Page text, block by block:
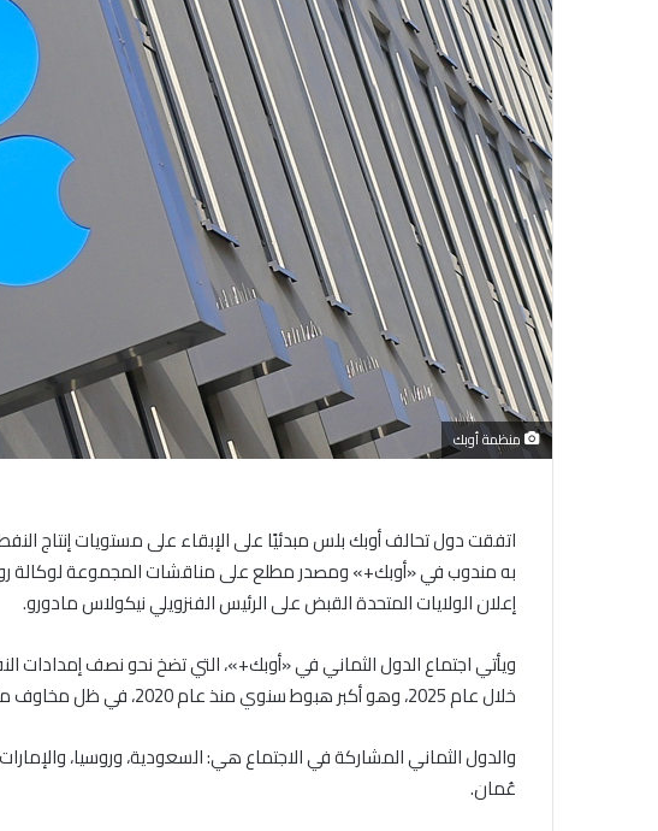
منظمة أوبك
اتفقت دول تحالف أوبك بلس مبدئيًا على الإبقاء على مستويات إنتاج
به مندوب في «أوبك+» ومصدر مطلع على مناقشات المجموعة لوكالة
إعلان الولايات المتحدة القبض على الرئيس الفنزويلي نيكولاس مادورو.
خلال عام 2025، وهو أكبر هبوط سنوي منذ عام 2020، في ظل مخاوف متزايدة من فائض المعروض في الأسواق.
والدول الثماني المشاركة في الاجتماع هي: السعودية، وروسيا،
عُمان.